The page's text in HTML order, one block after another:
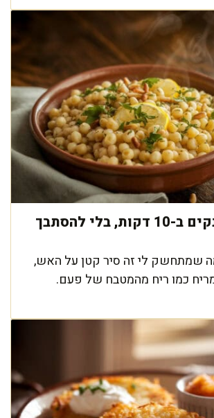
פתיתים מפנקים ב-10 דקות, בלי להסתבך
שמתחשק לי זה סיר קטן על האש,
כמו ריח מהמטבח של פעם.